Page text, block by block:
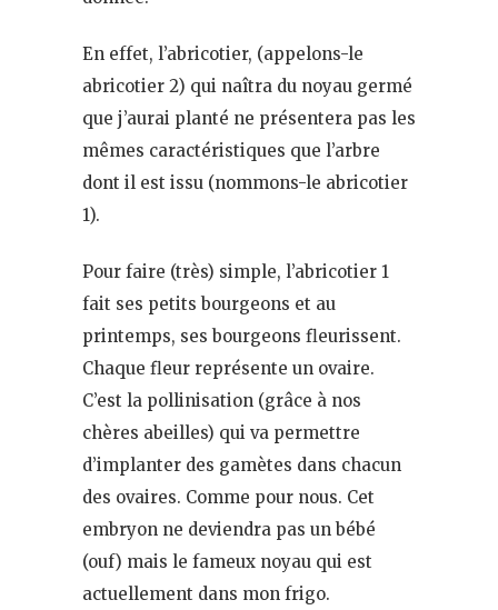
En effet, l’abricotier, (appelons-le
abricotier 2) qui naîtra du noyau germé
que j’aurai planté ne présentera pas les
mêmes caractéristiques que l’arbre
dont il est issu (nommons-le abricotier
1).
Pour faire (très) simple, l’abricotier 1
fait ses petits bourgeons et au
printemps, ses bourgeons fleurissent.
Chaque fleur représente un ovaire.
C’est la pollinisation (grâce à nos
chères abeilles) qui va permettre
d’implanter des gamètes dans chacun
des ovaires. Comme pour nous. Cet
embryon ne deviendra pas un bébé
(ouf) mais le fameux noyau qui est
actuellement dans mon frigo.